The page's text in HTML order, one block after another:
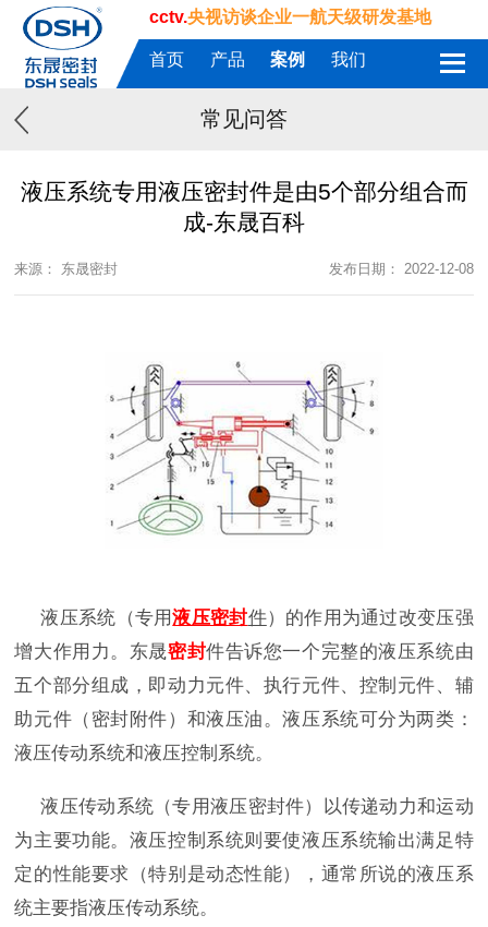
cctv.央视访谈企业一航天级研发基地
首页 产品 案例 我们
常见问答
液压系统专用液压密封件是由5个部分组合而
成-东晟百科
来源： 东晟密封 发布日期： 2022-12-08
液压系统（专用液压密封件）的作用为通过改变压强
增大作用力。东晟密封件告诉您一个完整的液压系统由
五个部分组成，即动力元件、执行元件、控制元件、辅
助元件（密封附件）和液压油。液压系统可分为两类：
液压传动系统和液压控制系统。
液压传动系统（专用液压密封件） 以传递动力和运动
为主要功能。液压控制系统则要使液压系统输出满足特
定的性能要求（特别是动态性能），通常所说的液压系
统主要指液压传动系统。